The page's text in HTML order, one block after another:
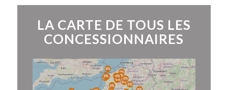
LA CARTE DE TOUS LES
CONCESSIONNAIRES